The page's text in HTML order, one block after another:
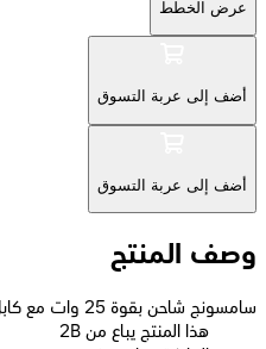
عرض الخطط
أضف إلى عربة التسوق
أضف إلى عربة التسوق
وصف المنتج
سامسونج شاحن بقوة 25 وات مع كابل طوله 1 مترا - أسود
2B هذا المنتج يباع من